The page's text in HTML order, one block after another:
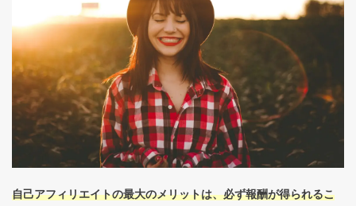
自己アフィリエイトの最大のメリットは、必ず報酬が得られるこ